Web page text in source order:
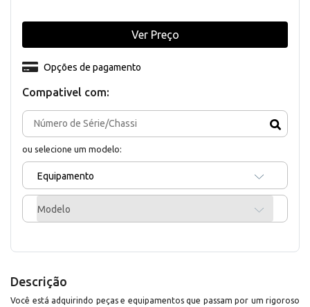
Compativel com:
ou selecione um modelo:
Equipamento
Modelo
Opções de pagamento
Ver Preço
Descrição
Você está adquirindo peças e equipamentos que passam por um rigoroso